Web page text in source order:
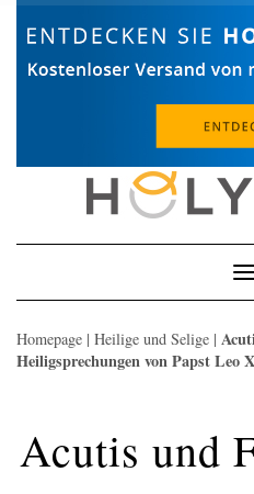
Homepage | Heilige und Selige |
Heiligsprechungen von Papst Leo
Acutis und